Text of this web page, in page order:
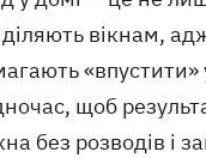
вікнам,
щоб
без розводів і